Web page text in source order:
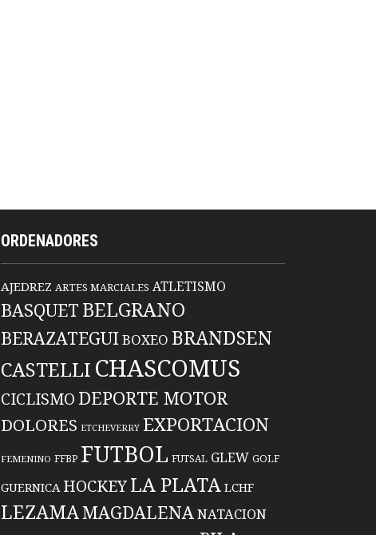
ORDENADORES
AJEDREZ ARTES MARCIALES ATLETISMO
BASQUET BELGRANO
BERAZATEGUIBOXEO BRANDSEN
CASTELLI CHASCOMUS
CICLISMO DEPORTE MOTOR
DOLORES ETCHEVERRY EXPORTACION
FEMENINO FFBP FUTBOL FUTSAL GLEW GOLF
GUERNICA HOCKEYLA PLATA LCHF
LEZAMAMAGDALENANATACION